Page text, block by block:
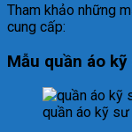
Tham khảo những
cung cấp:
Mẫu quần áo
quần áo kỹ